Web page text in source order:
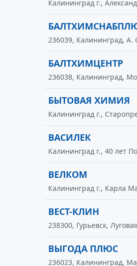
Калининград г.,
236039, Калининград, А.
БАЛТХИМЦЕНТР
236038, Калининград,
БЫТОВАЯ ХИМИЯ
Калининград г.,
ВАСИЛЕК
Калининград г., 40 лет
ВЕЛКОМ
Калининград г., Карла
ВЕСТ-КЛИН
238300, Гурьевск,
ВЫГОДА ПЛЮС
236023, Калининград,